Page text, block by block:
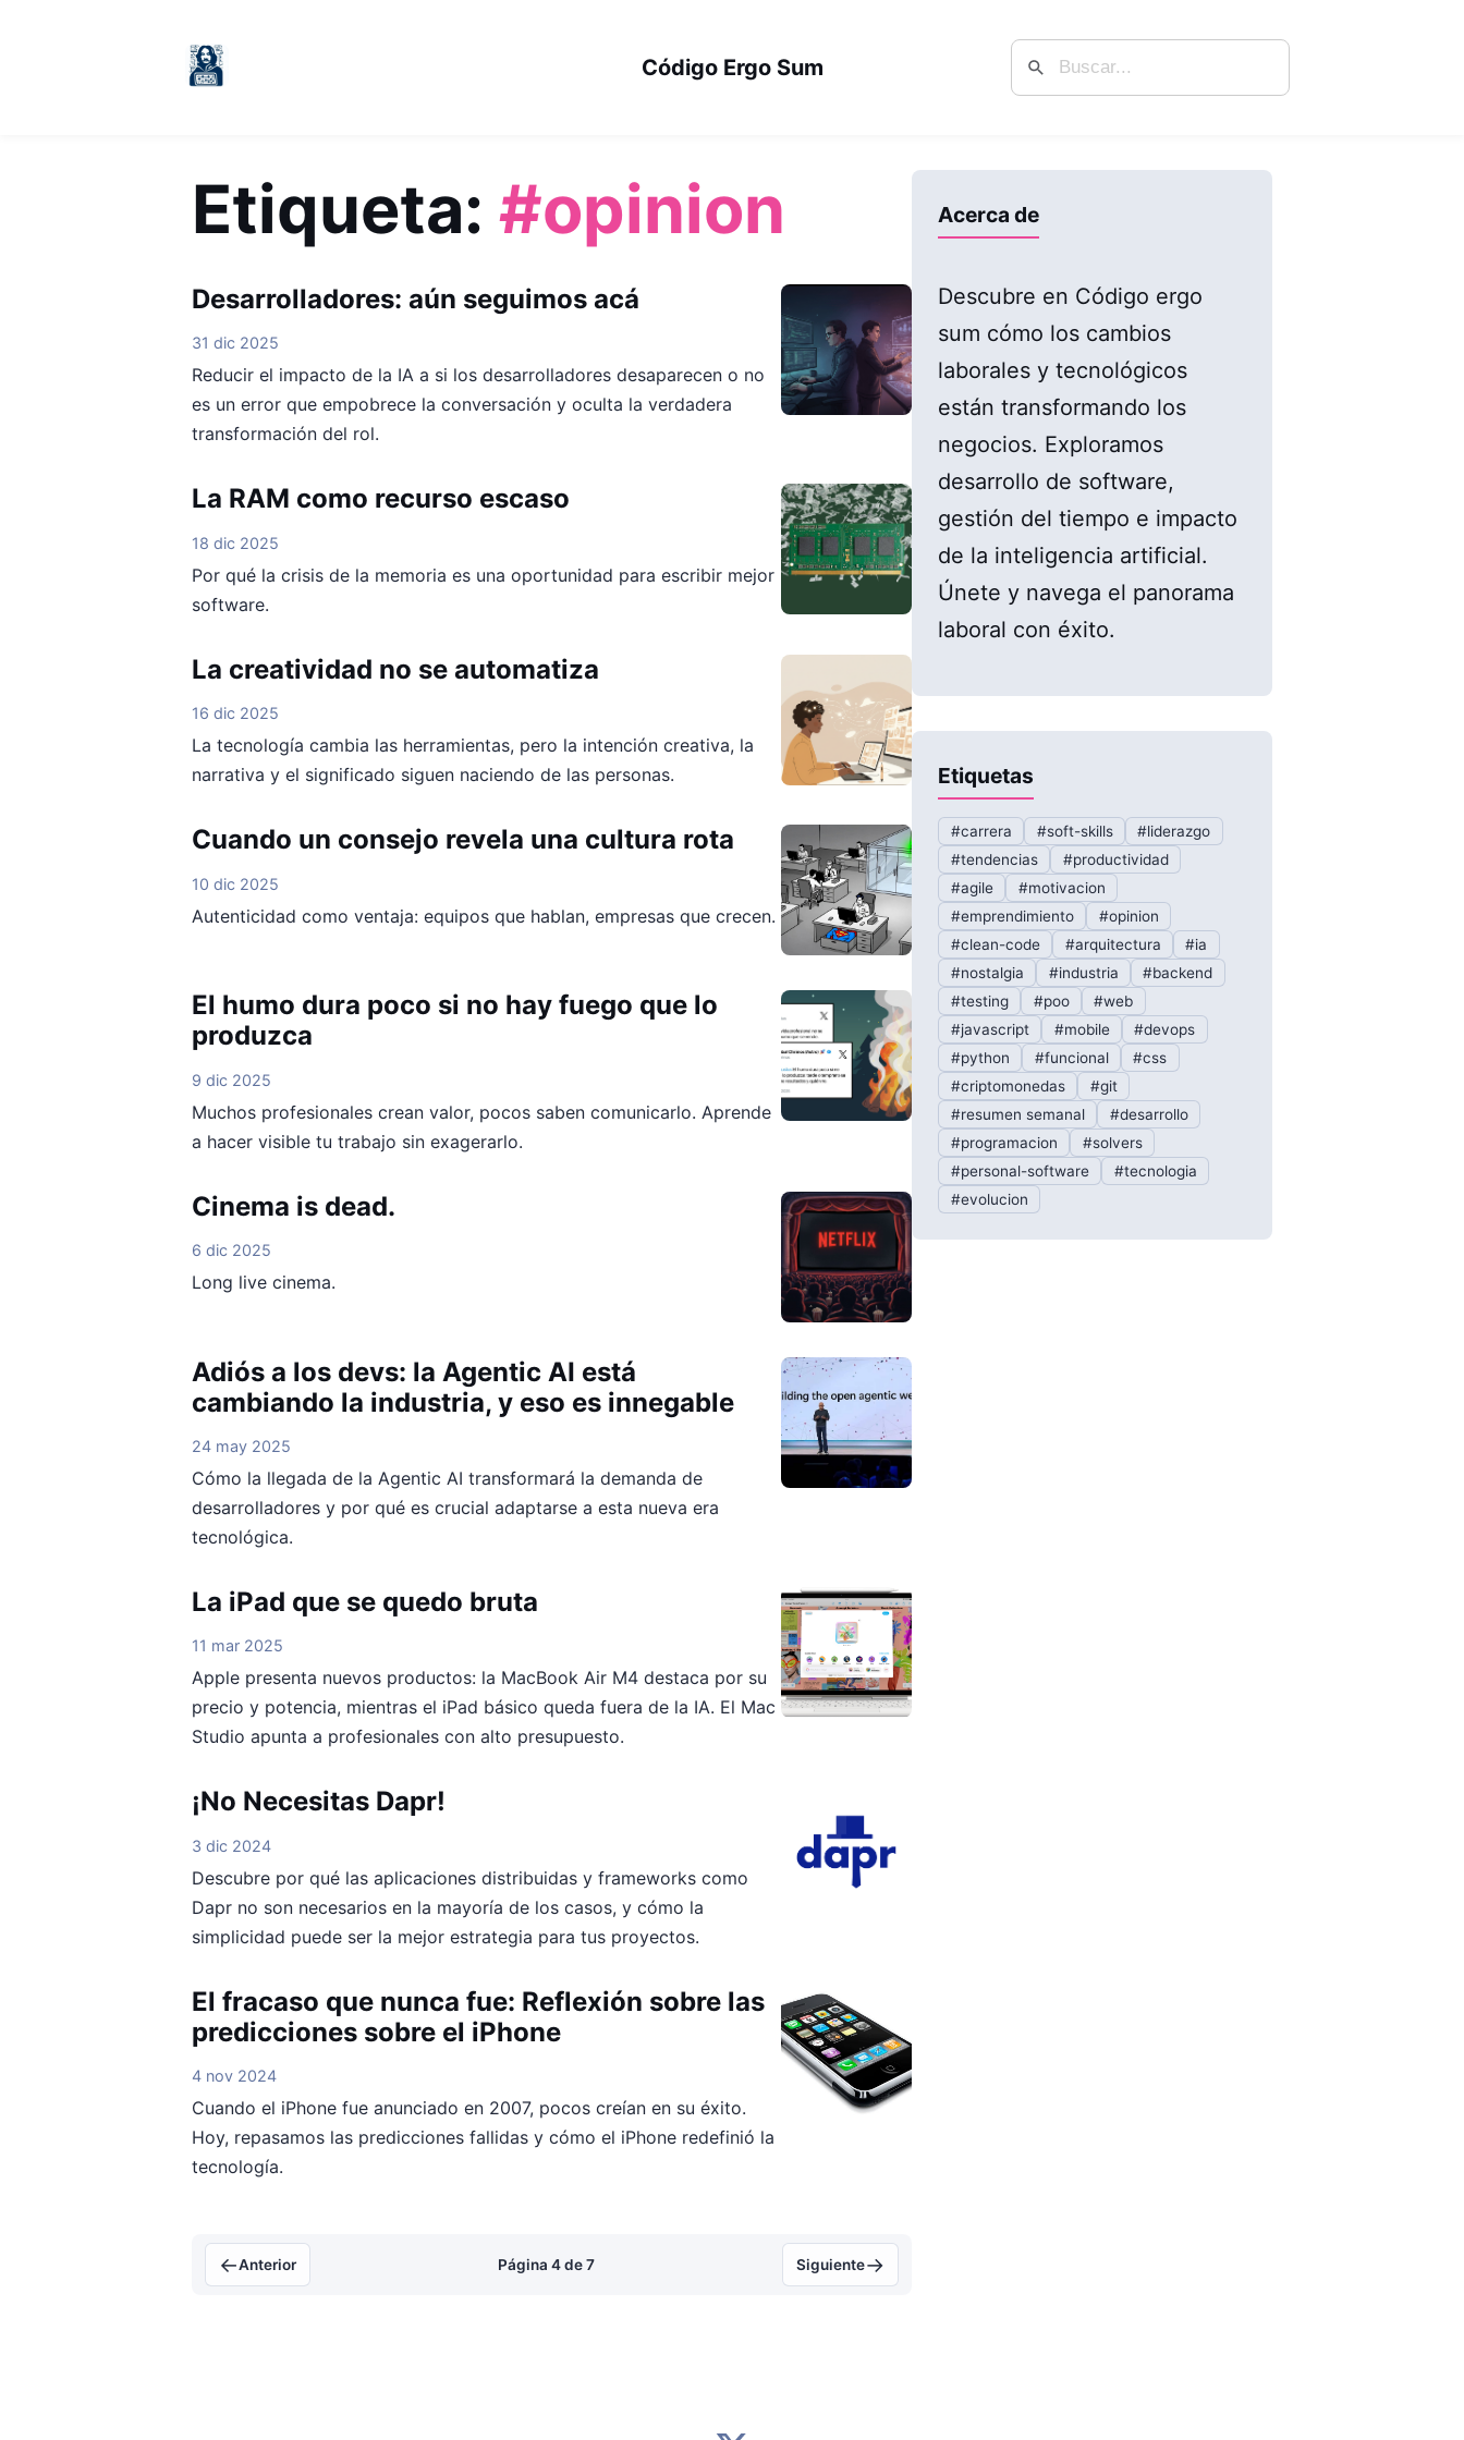
Código Ergo Sum
Etiqueta: #opinion
Desarrolladores: aún seguimos acá
31 dic 2025
Reducir el impacto de la IA a si los desarrolladores desaparecen o no
es un error que empobrece la conversación y oculta la verdadera
transformación del rol.
La RAM como recurso escaso
18 dic 2025
Por qué la crisis de la memoria es una oportunidad para escribir mejor
software.
La creatividad no se automatiza
16 dic 2025
La tecnología cambia las herramientas, pero la intención creativa, la
narrativa y el significado siguen naciendo de las personas.
Cuando un consejo revela una cultura rota
10 dic 2025
Autenticidad como ventaja: equipos que hablan, empresas que crecen.
El humo dura poco si no hay fuego que lo
produzca
9 dic 2025
Muchos profesionales crean valor, pocos saben comunicarlo. Aprende
a hacer visible tu trabajo sin exagerarlo.
Cinema is dead.
6 dic 2025
Long live cinema.
Adiós a los devs: la Agentic AI está
cambiando la industria, y eso es innegable
24 may 2025
Cómo la llegada de la Agentic AI transformará la demanda de
desarrolladores y por qué es crucial adaptarse a esta nueva era
tecnológica.
La iPad que se quedo bruta
11 mar 2025
Apple presenta nuevos productos: la MacBook Air M4 destaca por su
precio y potencia, mientras el iPad básico queda fuera de la IA. El Mac
Studio apunta a profesionales con alto presupuesto.
¡No Necesitas Dapr!
3 dic 2024
Descubre por qué las aplicaciones distribuidas y frameworks como
Dapr no son necesarios en la mayoría de los casos, y cómo la
simplicidad puede ser la mejor estrategia para tus proyectos.
El fracaso que nunca fue: Reflexión sobre las
predicciones sobre el iPhone
4 nov 2024
Cuando el iPhone fue anunciado en 2007, pocos creían en su éxito.
Hoy, repasamos las predicciones fallidas y cómo el iPhone redefinió la
tecnología.
←Anterior Página 4 de 7 Siguiente→
Acerca de
Descubre en Código ergo
sum cómo los cambios
laborales y tecnológicos
están transformando los
negocios. Exploramos
desarrollo de software,
gestión del tiempo e impacto
de la inteligencia artificial.
Únete y navega el panorama
laboral con éxito.
Etiquetas
#carrera #soft-skills
#liderazgo
#tendencias
#productividad
#agile
#motivacion
#emprendimiento
#opinion
#clean-code
#arquitectura
#ia
#nostalgia
#industria
#backend
#testing
#poo
#web
#javascript
#mobile
#devops
#python
#funcional
#css
#criptomonedas
#git
#resumen semanal
#desarrollo
#programacion
#solvers
#personal-software
#tecnologia
#evolucion